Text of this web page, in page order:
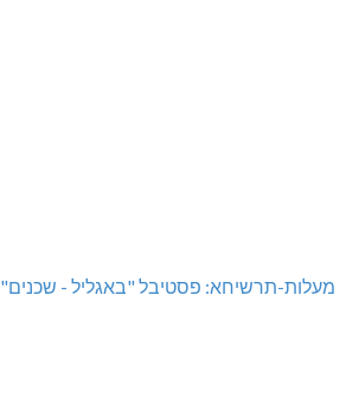
מעלות-תרשיחא: פסטיבל "באגליל - שכנים"